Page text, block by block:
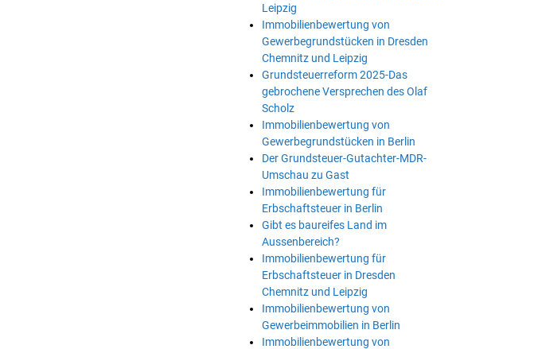
Leipzig
Immobilienbewertung von
Gewerbegrundstücken in Dresden
Chemnitz und Leipzig
Grundsteuerreform 2025-Das
gebrochene Versprechen des Olaf
Scholz
Immobilienbewertung von
Gewerbegrundstücken in Berlin
Der Grundsteuer-Gutachter-MDR-
Umschau zu Gast
Immobilienbewertung für
Erbschaftsteuer in Berlin
Gibt es baureifes Land im
Aussenbereich?
Immobilienbewertung für
Erbschaftsteuer in Dresden
Chemnitz und Leipzig
Immobilienbewertung von
Gewerbeimmobilien in Berlin
Immobilienbewertung von